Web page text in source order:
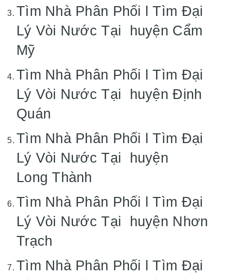
Tìm Nhà Phân Phối l Tìm Đại
Lý Vòi Nước Tại huyện Cẩm
Mỹ
Tìm Nhà Phân Phối l Tìm Đại
Lý Vòi Nước Tại huyện Định
Quán
Tìm Nhà Phân Phối l Tìm Đại
Lý Vòi Nước Tại huyện
Long Thành
Tìm Nhà Phân Phối l Tìm Đại
Lý Vòi Nước Tại huyện Nhơn
Trạch
Tìm Nhà Phân Phối l Tìm Đại